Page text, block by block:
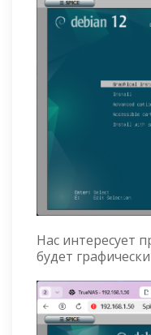
Нас интересует
будет